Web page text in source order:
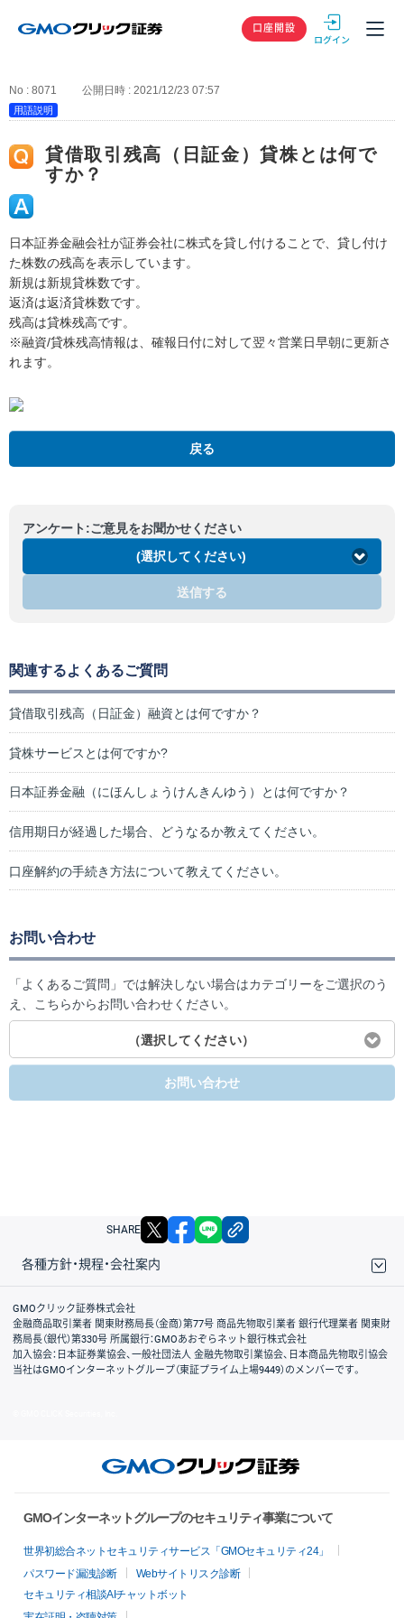
GMOクリック
口座開設
No : 8071 公開日時 : 2021/12/23 07:57
用語説明
貸借取引残高（日証金）貸株とは何で
すか？
日本証券金融会社が証券会社に株式を貸し付けることで、貸し付け
た株数の残高を表示しています。
新規は新規貸株数です。
返済は返済貸株数です。
残高は貸株残高です。
※融資/貸株残高情報は、確報日付に対して翌々営業日早朝に更新さ
れます。
戻る
アンケート:ご意見をお聞かせください
(選択してください)
送信する
関連するよくあるご質問
貸借取引残高（日証金）融資とは何ですか？
貸株サービスとは何ですか?
日本証券金融（にほんしょうけんきんゆう）とは何ですか？
信用期日が経過した場合、どうなるか教えてください。
口座解約の手続き方法について教えてください。
お問い合わせ
「よくあるご質問」では解決しない場合はカテゴリーをご選択のう
え、こちらからお問い合わせください。
（選択してください）
お問い合わせ
SHARE X facebook
各種方針・規程・会社案内
取引規程・約款
サイトマップ
その他のご案内
個人情報保護方針
最良執行方針
サイトのご利用について
ディスクレイマー
信託保全
リスク説明
会社案内
GMOクリック証券株式会社
金融商品取引業者 関東財務局長（金商）第77号 商品先物取引業者 銀行代理業者 関東財
務局長（銀代）第330号 所属銀行：GMOあおぞらネット銀行株式会社
加入協会：日本証券業協会、一般社団法人 金融先物取引業協会、日本商品先物取引協会
当社はGMOインターネットグループ（東証プライム上場9449）のメンバーです。
GMOインターネットグループのセキュリティ事業について
世界初総合ネットセキュリティサービス「GMOセキュリティ24」
パスワード漏洩診断
Webサイトリスク診断
セキュリティ相談AIチャットボット